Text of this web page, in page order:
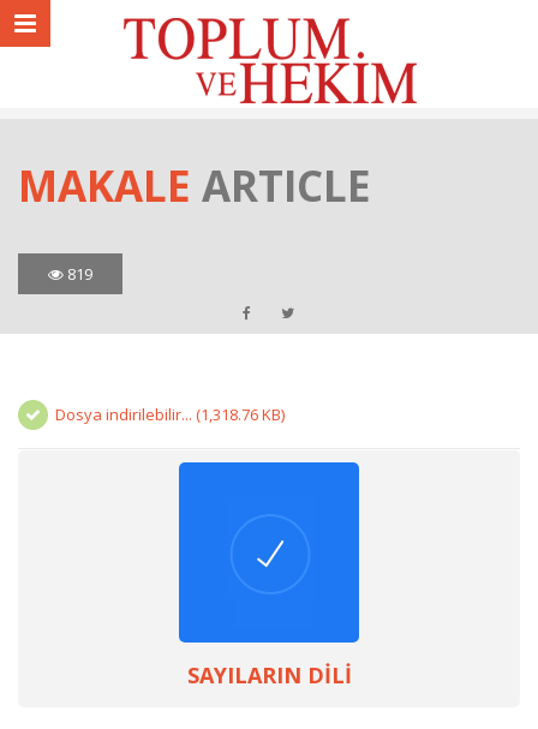
MAKALE ARTICLE
819
Dosya indirilebilir... (1,318.76 KB)
SAYILARIN DİLİ